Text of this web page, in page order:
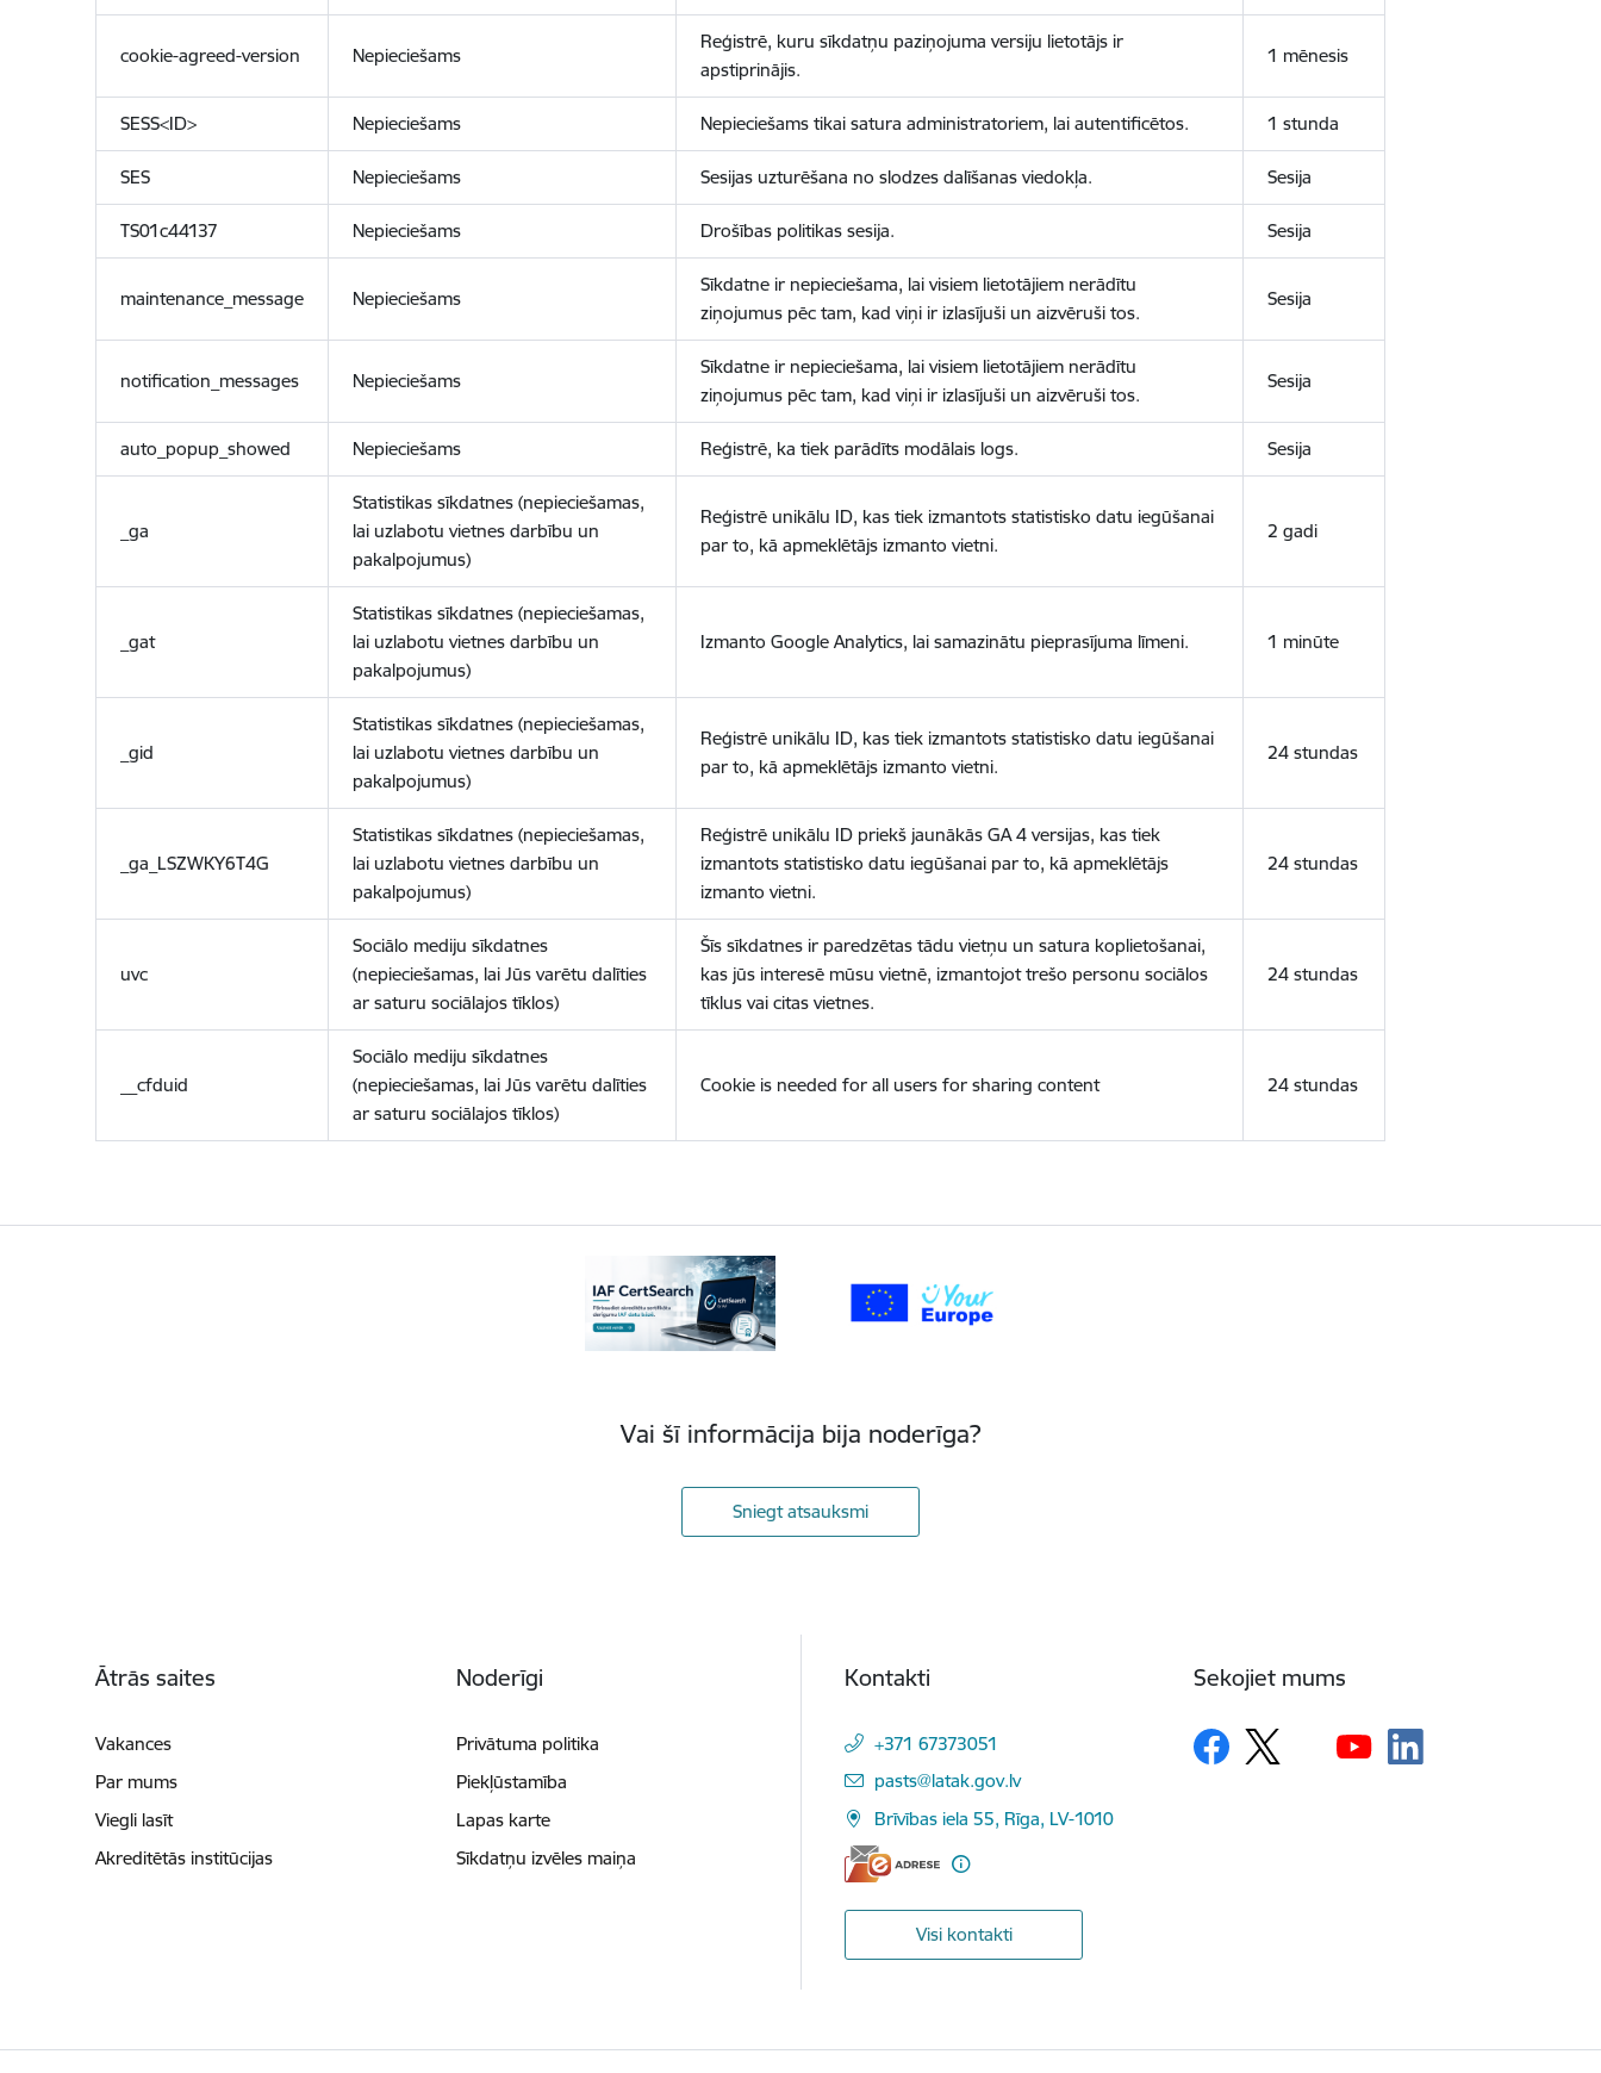
cookie-agreed-version Nepieciešams
Reģistrē, kuru sīkdatņu paziņojuma versiju lietotājs ir
apstiprinājis.
1 mēnesis
SESS<ID> Nepieciešams Nepieciešams tikai satura administratoriem, lai autentificētos. 1 stunda
SES Nepieciešams Sesijas uzturēšana no slodzes dalīšanas viedokļa. Sesija
TS01c44137 Nepieciešams Drošības politikas sesija. Sesija
maintenance_message Nepieciešams
Sīkdatne ir nepieciešama, lai visiem lietotājiem nerādītu
ziņojumus pēc tam, kad viņi ir izlasījuši un aizvēruši tos.
Sesija
notification_messages Nepieciešams
Sīkdatne ir nepieciešama, lai visiem lietotājiem nerādītu
ziņojumus pēc tam, kad viņi ir izlasījuši un aizvēruši tos.
Sesija
auto_popup_showed Nepieciešams Reģistrē, ka tiek parādīts modālais logs. Sesija
_ga
Statistikas sīkdatnes (nepieciešamas,
lai uzlabotu vietnes darbību un
pakalpojumus)
Reģistrē unikālu ID, kas tiek izmantots statistisko datu iegūšanai
par to, kā apmeklētājs izmanto vietni.
2 gadi
_gat
Statistikas sīkdatnes (nepieciešamas,
lai uzlabotu vietnes darbību un
pakalpojumus)
Izmanto Google Analytics, lai samazinātu pieprasījuma līmeni. 1 minūte
_gid
Statistikas sīkdatnes (nepieciešamas,
lai uzlabotu vietnes darbību un
pakalpojumus)
Reģistrē unikālu ID, kas tiek izmantots statistisko datu iegūšanai
par to, kā apmeklētājs izmanto vietni.
24 stundas
_ga_LSZWKY6T4G
Statistikas sīkdatnes (nepieciešamas,
lai uzlabotu vietnes darbību un
pakalpojumus)
Reģistrē unikālu ID priekš jaunākās GA 4 versijas, kas tiek
izmantots statistisko datu iegūšanai par to, kā apmeklētājs
izmanto vietni.
24 stundas
uvc
Sociālo mediju sīkdatnes
(nepieciešamas, lai Jūs varētu dalīties
ar saturu sociālajos tīklos)
Šīs sīkdatnes ir paredzētas tādu vietņu un satura koplietošanai,
kas jūs interesē mūsu vietnē, izmantojot trešo personu sociālos
tīklus vai citas vietnes.
24 stundas
__cfduid
Sociālo mediju sīkdatnes
(nepieciešamas, lai Jūs varētu dalīties
ar saturu sociālajos tīklos)
Cookie is needed for all users for sharing content 24 stundas
Vai šī informācija bija noderīga?
Sniegt atsauksmi
Ātrās saites
Vakances
Par mums
Viegli lasīt
Akreditētās institūcijas
Noderīgi
Privātuma politika
Piekļūstamība
Lapas karte
Sīkdatņu izvēles maiņa
Kontakti
+371 67373051
E-pasts:
pasts@latak.gov.lv
Brīvības iela 55, Rīga, LV-1010
Visi kontakti
Sekojiet mums